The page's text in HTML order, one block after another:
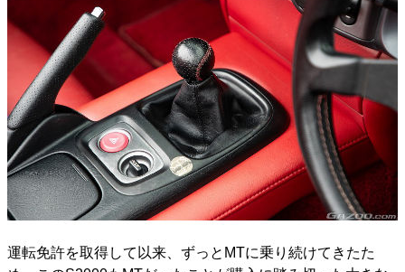
運転免許を取得して以来、ずっとMTに乗り続けてきたた